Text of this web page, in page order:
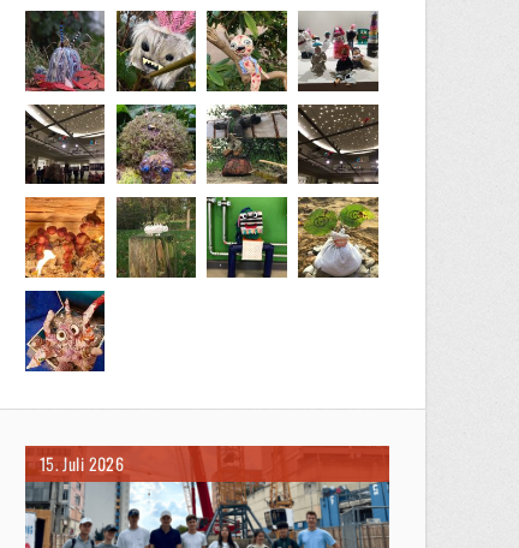
15. Juli 2026